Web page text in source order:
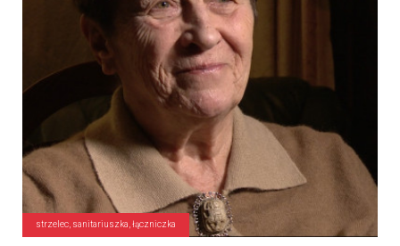
strzelec, sanitariuszka, łączniczka